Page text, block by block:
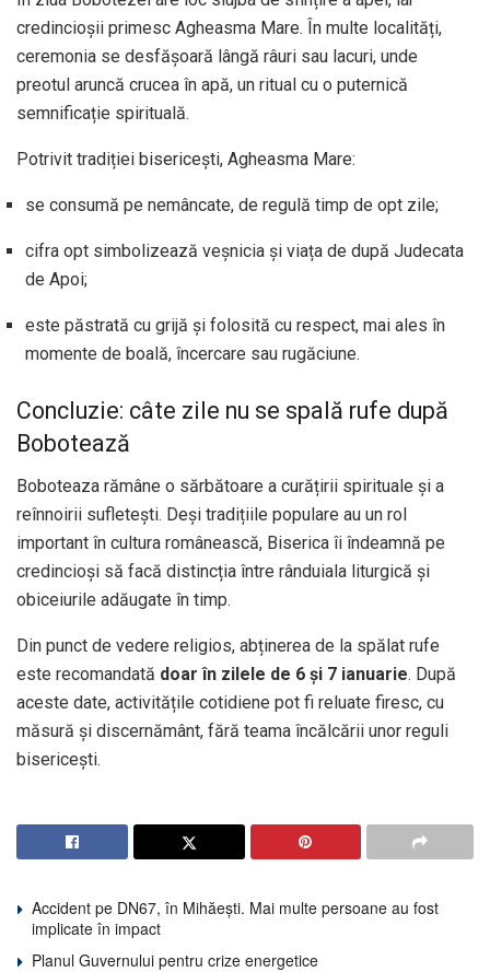
credincioșii primesc Agheasma Mare. În multe localități,
ceremonia se desfășoară lângă râuri sau lacuri, unde
preotul aruncă crucea în apă, un ritual cu o puternică
semnificație spirituală.
Potrivit tradiției bisericești, Agheasma Mare:
se consumă pe nemâncate, de regulă timp de opt zile;
cifra opt simbolizează veșnicia și viața de după Judecata
de Apoi;
este păstrată cu grijă și folosită cu respect, mai ales în
momente de boală, încercare sau rugăciune.
Concluzie: câte zile nu se spală rufe după
Bobotează
Boboteaza rămâne o sărbătoare a curățirii spirituale și a
reînnoirii sufletești. Deși tradițiile populare au un rol
important în cultura românească, Biserica îi îndeamnă pe
credincioși să facă distincția între rânduiala liturgică și
obiceiurile adăugate în timp.
Din punct de vedere religios, abținerea de la spălat rufe
este recomandată doar în zilele de 6 și 7 ianuarie. După
aceste date, activitățile cotidiene pot fi reluate firesc, cu
măsură și discernământ, fără teama încălcării unor reguli
bisericești.
Accident pe DN67, în Mihăești. Mai multe persoane au fost
implicate în impact
Planul Guvernului pentru crize energetice